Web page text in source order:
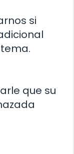
si
que su